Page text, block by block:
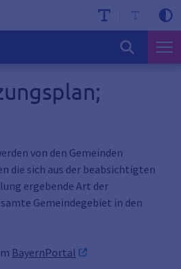
von den Gemeinden
die sich aus der beabsichtigten
ergebende Art der
Gemeindegebiet in den
BayernPortal